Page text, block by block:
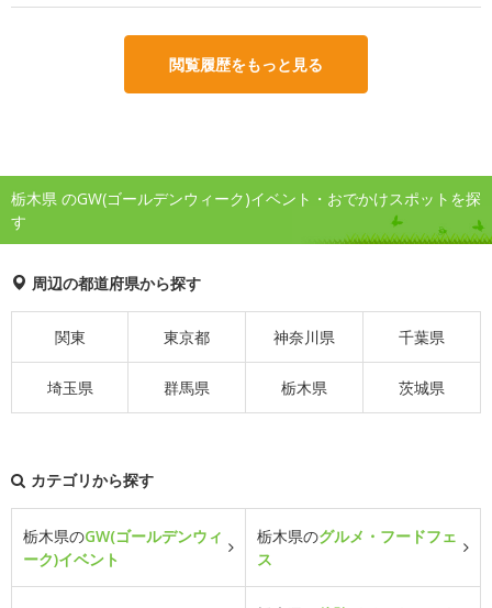
閲覧履歴をもっと見る
栃木県 のGW(ゴールデンウィーク)イベント・おでかけスポットを探
す
周辺の都道府県から探す
関東 東京都 神奈川県 千葉県
埼玉県 群馬県 栃木県 茨城県
カテゴリから探す
栃木県のGW(ゴールデンウィ
ーク)イベント
栃木県のグルメ・フードフェ
ス